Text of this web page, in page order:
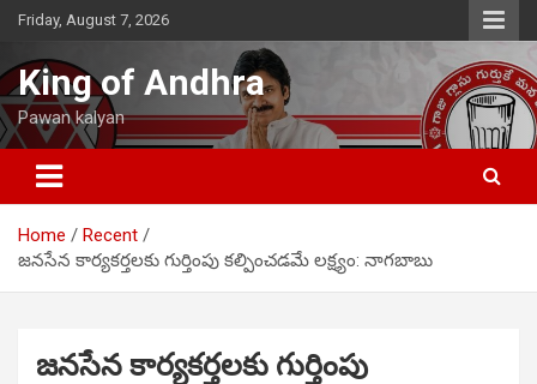
Skip
content
Friday, August 7, 2026
King of Andhra
Pawan kalyan
Home
Recent
జనసేన కార్యకర్తలకు గుర్తింపు కల్పించడమే లక్ష్యం: నాగబాబు
జనసేన కార్యకర్తలకు గుర్తింపు